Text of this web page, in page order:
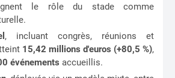
le rôle du stade comme
, incluant congrès, réunions et
15,42 millions d'euros (+80,5 %),
événements accueillis.